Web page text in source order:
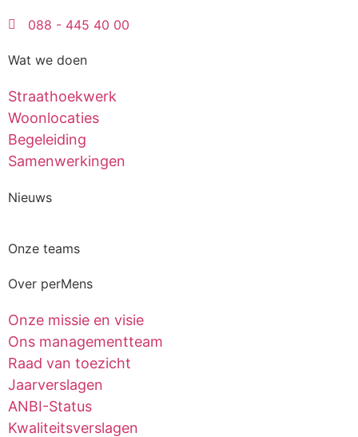
088 - 445 40 00
Wat we doen
Straathoek­werk
Woonlocaties
Begeleiding
Samen­werkingen
Nieuws
Onze teams
Over perMens
Onze missie en visie
Ons management­team
Raad van toezicht
Jaarverslagen
ANBI-Status
Kwaliteitsverslagen